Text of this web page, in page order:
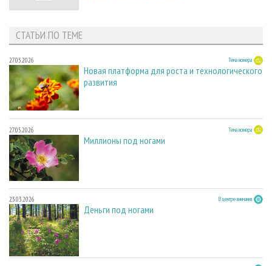
СТАТЬИ ПО ТЕМЕ
27.05.2026 Тема номера
Новая платформа для роста и технологического
развития
27.05.2026 Тема номера
Миллионы под ногами
23.03.2026 В центре внимания
Деньги под ногами